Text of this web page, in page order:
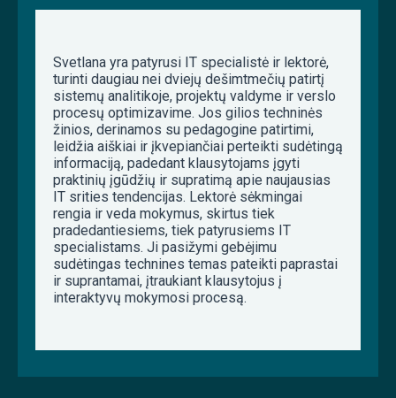
Svetlana yra patyrusi IT specialistė ir lektorė,
turinti daugiau nei dviejų dešimtmečių patirtį
sistemų analitikoje, projektų valdyme ir verslo
procesų optimizavime. Jos gilios techninės
žinios, derinamos su pedagogine patirtimi,
leidžia aiškiai ir įkvepiančiai perteikti sudėtingą
informaciją, padedant klausytojams įgyti
praktinių įgūdžių ir supratimą apie naujausias
IT srities tendencijas. Lektorė sėkmingai
rengia ir veda mokymus, skirtus tiek
pradedantiesiems, tiek patyrusiems IT
specialistams. Ji pasižymi gebėjimu
sudėtingas technines temas pateikti paprastai
ir suprantamai, įtraukiant klausytojus į
interaktyvų mokymosi procesą.